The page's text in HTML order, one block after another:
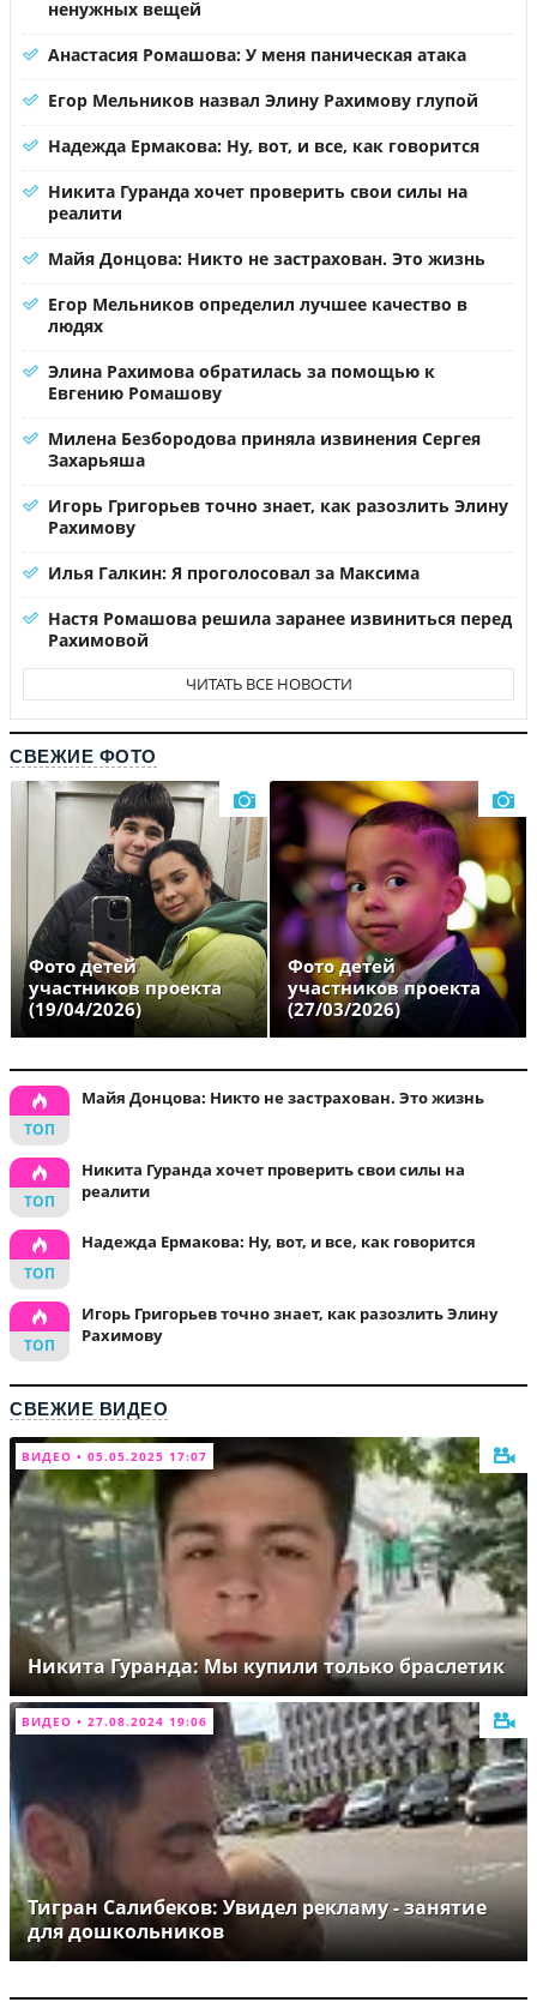
ненужных вещей
Анастасия Ромашова: У меня паническая атака
Егор Мельников назвал Элину Рахимову глупой
Надежда Ермакова: Ну, вот, и все, как говорится
Никита Гуранда хочет проверить свои силы на
реалити
Майя Донцова: Никто не застрахован. Это жизнь
Егор Мельников определил лучшее качество в
людях
Элина Рахимова обратилась за помощью к
Евгению Ромашову
Милена Безбородова приняла извинения Сергея
Захарьяша
Игорь Григорьев точно знает, как разозлить Элину
Рахимову
Илья Галкин: Я проголосовал за Максима
Настя Ромашова решила заранее извиниться перед
Рахимовой
ЧИТАТЬ ВСЕ НОВОСТИ
СВЕЖИЕ ФОТО
Фото детей
участников проекта
(19/04/2026)
Фото детей
участников проекта
(27/03/2026)
Майя Донцова: Никто не застрахован. Это жизнь
Никита Гуранда хочет проверить свои силы на
реалити
Надежда Ермакова: Ну, вот, и все, как говорится
Игорь Григорьев точно знает, как разозлить Элину
Рахимову
СВЕЖИЕ ВИДЕО
ВИДЕО • 05.05.2025 17:07
Никита Гуранда: Мы купили только браслетик
ВИДЕО • 27.08.2024 19:06
Тигран Салибеков: Увидел рекламу - занятие
для дошкольников